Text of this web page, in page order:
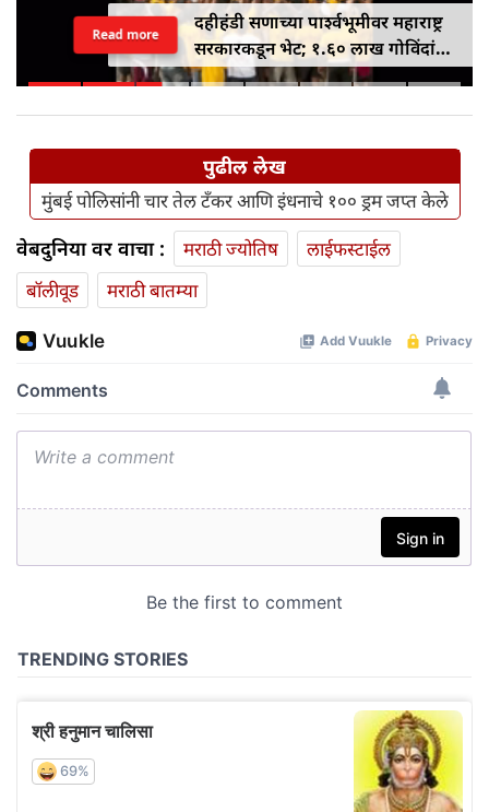
दहीहंडी सणाच्या पार्श्वभूमीवर महाराष्ट्र
सरकारकडून भेट; १.६० लाख गोविंदांना
१० लाख रुपयांपर्यंतचे विमा संरक्षण
Read more
पुढील लेख
मुंबई पोलिसांनी चार तेल टँकर आणि इंधनाचे १०० ड्रम जप्त केले
वेबदुनिया वर वाचा : मराठी ज्योतिष
लाईफस्टाईल
बॉलीवूड
मराठी बातम्या